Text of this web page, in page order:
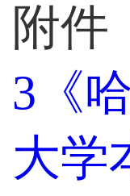
附件
3《
大学